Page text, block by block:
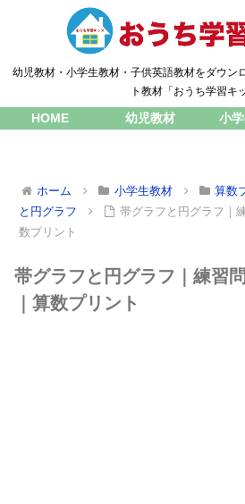
幼児教材・小学生教材・子供英語教材をダウン
ト教材「おうち学習キ
HOME 幼児教材 小
ホーム 小学生教材 算数
と円グラフ
帯グラフと円グラフ｜
数プリント
帯グラフと円グラフ｜練習
｜算数プリント